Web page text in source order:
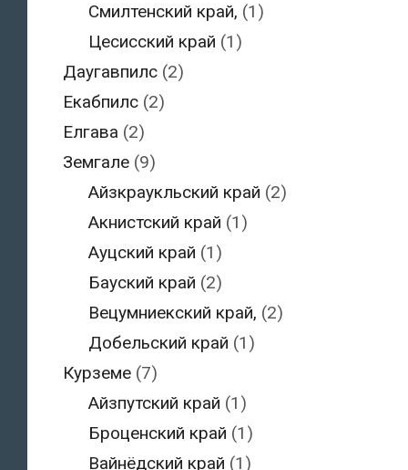
Смилтенский край, (1)
Цесисский край (1)
Даугавпилс(2)
Екабпилс(2)
Елгава (2)
Земгале(9)
Айзкраукльский край (2)
Акнистский край (1)
Ауцский край (1)
Бауский край (2)
Вецумниекский край, (2)
Добельский край (1)
Курземе(7)
Айзпутский край (1)
Броценский край (1)
Вайнёдский край (1)